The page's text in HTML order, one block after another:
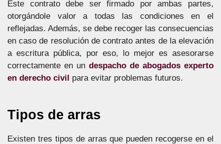
Este contrato debe ser firmado por ambas partes,
otorgándole valor a todas las condiciones en el
reflejadas. Además, se debe recoger las consecuencias
en caso de resolución de contrato antes de la elevación
a escritura pública, por eso, lo mejor es asesorarse
correctamente en un despacho de abogados experto
en derecho civil para evitar problemas futuros.
Tipos de arras
Existen tres tipos de arras que pueden recogerse en el